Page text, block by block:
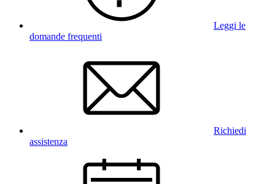
Leggi le
domande frequenti
Richiedi
assistenza